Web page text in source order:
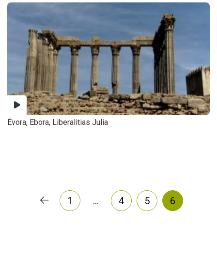
Évora, Ebora, Liberalitias Julia
1 … 4 5 6